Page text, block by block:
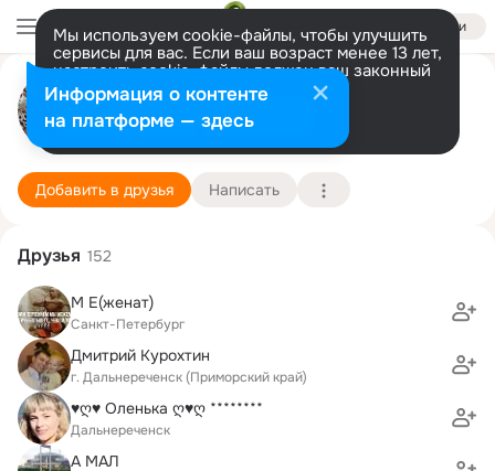
Войти
Мы используем cookie-файлы, чтобы улучшить
сервисы для вас. Если ваш возраст менее 13 лет,
настроить cookie-файлы должен ваш законный
представитель. Больше информации
Разрешить все Настроить
Михаил В
Голицыно 26 апреля (45 лет)
Подробнее
Добавить в друзья Написать
Друзья 152
М Е(женат)
Санкт-Петербург
Дмитрий Курохтин
г. Дальнереченск (Приморский край)
♥ღ♥ Оленька ღ♥ღ ********
Дальнереченск
А МАЛ
Информация о контенте
на платформе — здесь